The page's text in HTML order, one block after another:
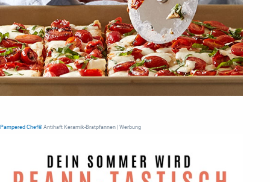
Pampered Chef® Antihaft Keramik-Bratpfannen | Werbung